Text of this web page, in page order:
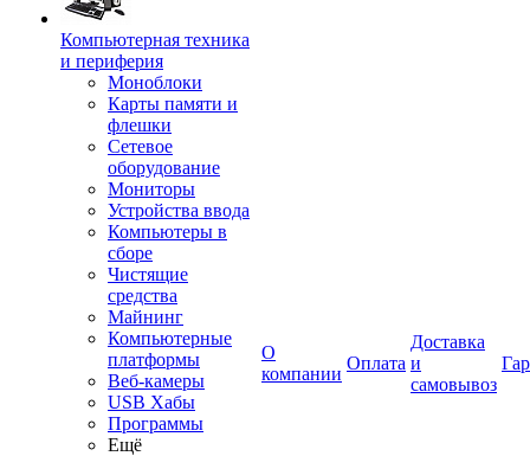
Компьютерная техника
и периферия
Моноблоки
Карты памяти и
флешки
Сетевое
оборудование
Мониторы
Устройства ввода
Компьютеры в
сборе
Чистящие
средства
Майнинг
Компьютерные
платформы
Веб-камеры
USB Хабы
Программы
Ещё
О
компании
Оплата
Доставка
и
самовывоз